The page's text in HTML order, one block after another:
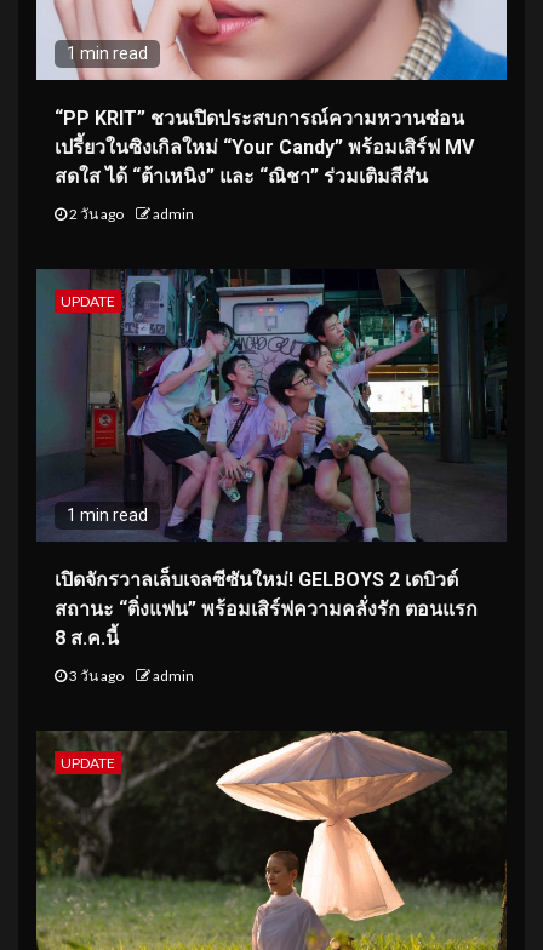
1 min read
“PP KRIT” ชวนเปิดประสบการณ์ความหวานซ่อน
เปรี้ยวในซิงเกิลใหม่ “Your Candy” พร้อมเสิร์ฟ MV
สดใส ได้ “ต้าเหนิง” และ “ณิชา” ร่วมเติมสีสัน
2 วัน ago admin
UPDATE
1 min read
เปิดจักรวาลเล็บเจลซีซันใหม่! GELBOYS 2 เดบิวต์
สถานะ “ติ่งแฟน” พร้อมเสิร์ฟความคลั่งรัก ตอนแรก
8 ส.ค.นี้
3 วัน ago admin
UPDATE